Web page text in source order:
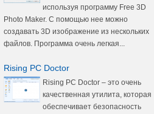
используя программу Free 3D
Photo Maker. С помощью нее можно
создавать 3D изображение из нескольких
файлов. Программа очень легкая...
Rising PC Doctor
Rising PC Doctor – это очень
качественная утилита, которая
обеспечивает безопасность